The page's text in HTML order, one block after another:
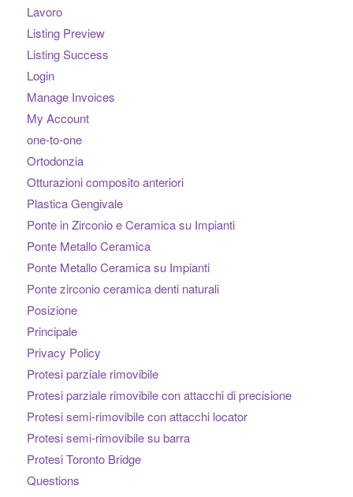
Lavoro
Listing Preview
Listing Success
Login
Manage Invoices
My Account
one-to-one
Ortodonzia
Otturazioni composito anteriori
Plastica Gengivale
Ponte in Zirconio e Ceramica su Impianti
Ponte Metallo Ceramica
Ponte Metallo Ceramica su Impianti
Ponte zirconio ceramica denti naturali
Posizione
Principale
Privacy Policy
Protesi parziale rimovibile
Protesi parziale rimovibile con attacchi di precisione
Protesi semi-rimovibile con attacchi locator
Protesi semi-rimovibile su barra
Protesi Toronto Bridge
Questions